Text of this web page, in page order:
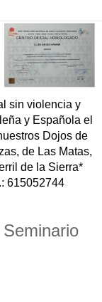
sin violencia y
y Española el
Dojos de
de Las Matas,
de la Sierra*
615052744